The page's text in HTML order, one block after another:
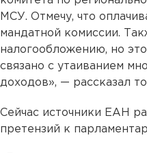
МСУ. Отмечу, что
мандатной комиссии.
налогообложению, но
связано с утаиванием
доходов», — рассказал
Сейчас источники ЕАН
претензий к